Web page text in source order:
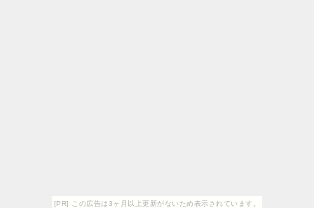
[PR] この広告は3ヶ月以上更新がないため表示されています。